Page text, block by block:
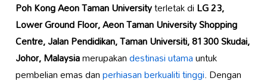
Poh Kong Aeon Taman Universityterletak diLG 23,
Lower Ground Floor, Aeon Taman University Shopping
Centre, Jalan Pendidikan, Taman Universiti, 81300 Skudai,
Johor, Malaysiamerupakandestinasi utamauntuk
pembelian emas danperhiasan berkualiti tinggi. Dengan